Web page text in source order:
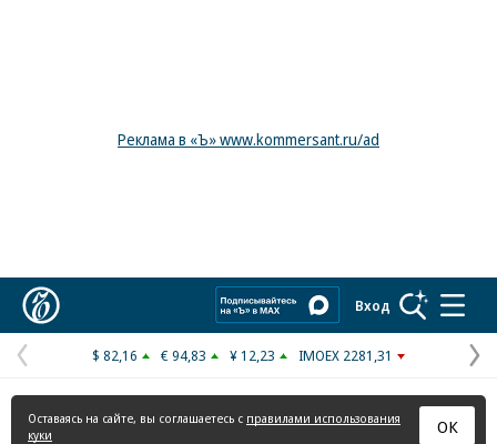
Реклама в «Ъ» www.kommersant.ru/ad
Вход
Предыдущая
страница
$ 82,16 € 94,83 ¥ 12,23 IMOEX 2281,31
Оставаясь на сайте, вы соглашаетесь с правилами использования
куки
ОК